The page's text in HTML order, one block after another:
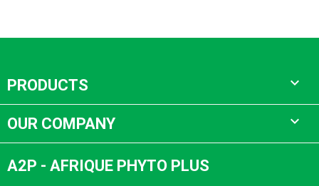
PRODUCTS 
OUR COMPANY 
A2P - AFRIQUE PHYTO PLUS